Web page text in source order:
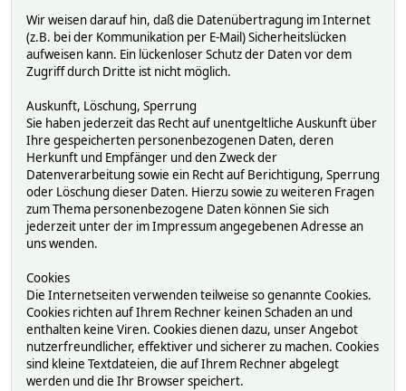
Wir weisen darauf hin, daß die Datenübertragung im Internet
(z.B. bei der Kommunikation per E-Mail) Sicherheitslücken
aufweisen kann. Ein lückenloser Schutz der Daten vor dem
Zugriff durch Dritte ist nicht möglich.
Auskunft, Löschung, Sperrung
Sie haben jederzeit das Recht auf unentgeltliche Auskunft über
Ihre gespeicherten personenbezogenen Daten, deren
Herkunft und Empfänger und den Zweck der
Datenverarbeitung sowie ein Recht auf Berichtigung, Sperrung
oder Löschung dieser Daten. Hierzu sowie zu weiteren Fragen
zum Thema personenbezogene Daten können Sie sich
jederzeit unter der im Impressum angegebenen Adresse an
uns wenden.
Cookies
Die Internetseiten verwenden teilweise so genannte Cookies.
Cookies richten auf Ihrem Rechner keinen Schaden an und
enthalten keine Viren. Cookies dienen dazu, unser Angebot
nutzerfreundlicher, effektiver und sicherer zu machen. Cookies
sind kleine Textdateien, die auf Ihrem Rechner abgelegt
werden und die Ihr Browser speichert.